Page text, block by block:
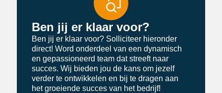
Ben jij er klaar voor?
Ben jij er klaar voor? Solliciteer hieronder
direct! Word onderdeel van een dynamisch
en gepassioneerd team dat streeft naar
succes. Wij bieden jou de kans om jezelf
verder te ontwikkelen en bij te dragen aan
het groeiende succes van het bedrijf!